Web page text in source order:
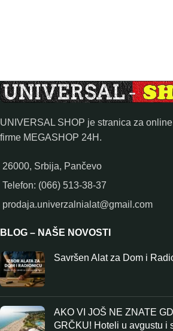
UNIVERSAL SHOP je stranica za
firme MEGASHOP 24H.
26000, Srbija, Pančevo
Telefon: (066) 513-38-37
prodaja.univerzalnialat@gmail.com
BLOG – NAŠE NOVOSTI
Savršen Alat za Dom i
AKO VI JOŠ NE ZNATE
GRČKU! Hoteli u avgustu i